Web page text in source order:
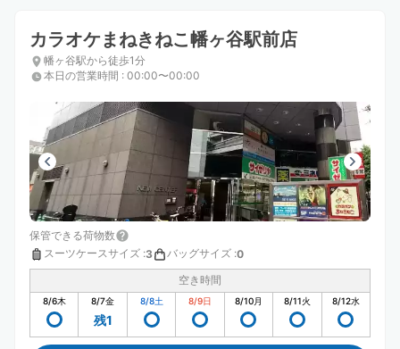
カラオケまねきねこ幡ヶ谷駅前店
幡ヶ谷駅から徒歩1分
本日の営業時間 : 00:00〜00:00
保管できる荷物数
スーツケースサイズ :3 バッグサイズ :0
空き時間
8/6木 8/7金
残1
8/8土 8/9日 8/10月 8/11火 8/12水